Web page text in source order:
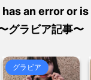
おまとめ
けて発売
？」店員
だい... /
取材にマジギ
04:15)
(8/7 04:09)
【感想ス
has an error or
グラビア記事〜
グラビア